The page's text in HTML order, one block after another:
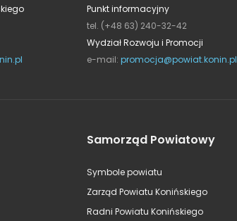
Punkt informacyjny
tel. (+48 63) 240-32-42
Wydział Rozwoju i Promocji
e-mail: promocja@powiat.konin.pl
Samorząd Powiatowy
Symbole powiatu
Zarząd Powiatu Konińskiego
Radni Powiatu Konińskiego